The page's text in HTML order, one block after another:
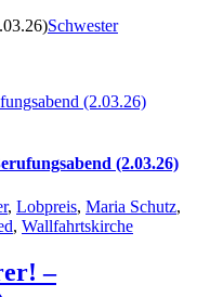
Schwester
(2.03.26)
(2.03.26)
, Lobpreis, Maria Schutz,
, Wallfahrtskirche
–